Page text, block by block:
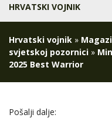
HRVATSKI VOJNIK
Hrvatski vojnik »
svjetskoj pozornici »
2025 Best Warrior
Pošalji dalje: